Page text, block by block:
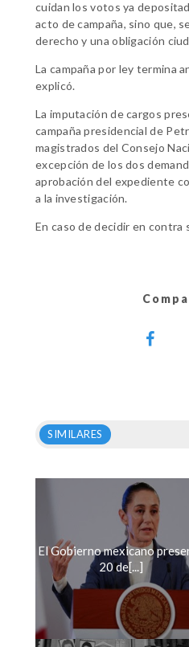
cuidan los votos ya
acto de campaña, sino que,
derecho y una obligación
La campaña por ley termina
explicó.
La imputación de cargos
campaña presidencial de
magistrados del Consejo
excepción de los dos
aprobación del expediente
a la investigación.
En caso de decidir en contra
SIMILARES
El Gobierno mexicano
20 de[...]